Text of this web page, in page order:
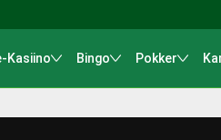
Kasiino Bingo Pokker